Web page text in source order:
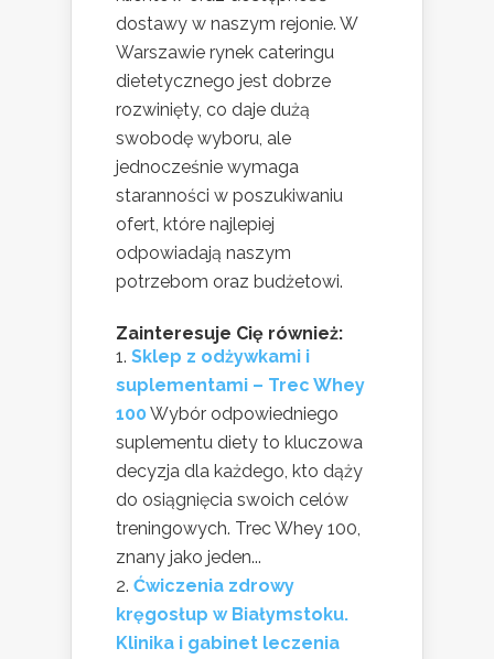
dostawy w naszym rejonie. W
Warszawie rynek cateringu
dietetycznego jest dobrze
rozwinięty, co daje dużą
swobodę wyboru, ale
jednocześnie wymaga
staranności w poszukiwaniu
ofert, które najlepiej
odpowiadają naszym
potrzebom oraz budżetowi.
Zainteresuje Cię również:
Sklep z odżywkami i
suplementami – Trec Whey
100Wybór odpowiedniego
suplementu diety to kluczowa
decyzja dla każdego, kto dąży
do osiągnięcia swoich celów
treningowych. Trec Whey 100,
znany jako jeden...
Ćwiczenia zdrowy
kręgosłup w Białymstoku.
Klinika i gabinet leczenia